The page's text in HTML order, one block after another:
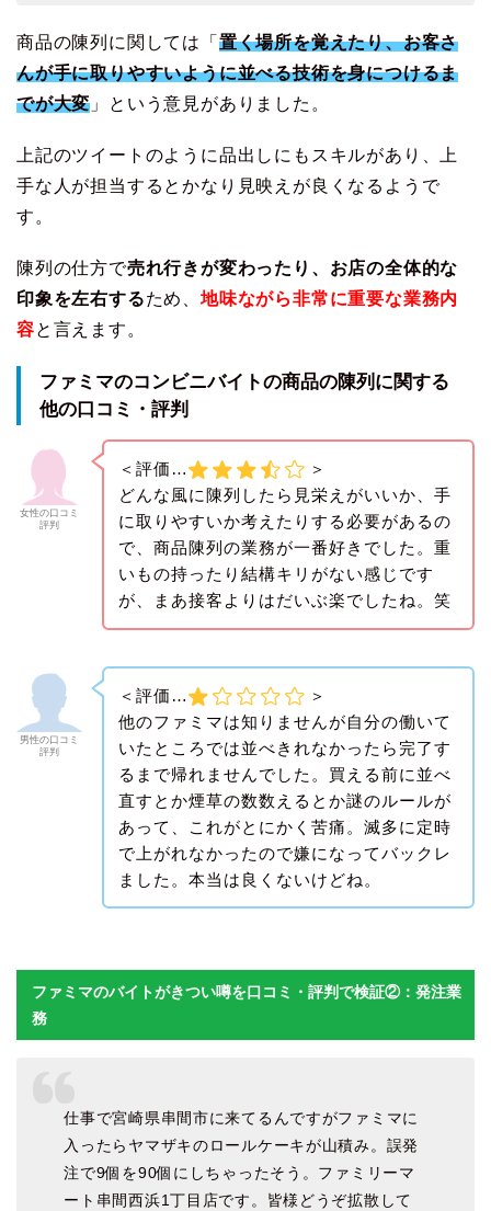
商品の陳列に関しては「 置く場所を覚えたり、お客さ
んが手に取りやすいように並べる技術を身につけるま
でが大変 」という意見がありました。
上記のツイートのように品出しにもスキルがあり、上
手な人が担当するとかなり見映えが良くなるようで
す。
陳列の仕方で売れ行きが変わったり、お店の全体的な
印象を左右するため、地味ながら非常に重要な業務内
容と言えます。
ファミマのコンビニバイトの商品の陳列に関する
他の口コミ・評判
女性の口コミ
評判
＜評価…
＞
どんな風に陳列したら見栄えがいいか、手
に取りやすいか考えたりする必要があるの
で、商品陳列の業務が一番好きでした。重
いもの持ったり結構キリがない感じです
が、まあ接客よりはだいぶ楽でしたね。笑
男性の口コミ
評判
＜評価…
＞
他のファミマは知りませんが自分の働いて
いたところでは並べきれなかったら完了す
るまで帰れませんでした。買える前に並べ
直すとか煙草の数数えるとか謎のルールが
あって、これがとにかく苦痛。滅多に定時
で上がれなかったので嫌になってバックレ
ました。本当は良くないけどね。
ファミマのバイトがきつい噂を口コミ・評判で検証②：発注業
務
仕事で宮崎県串間市に来てるんですがファミマに
入ったらヤマザキのロールケーキが山積み。誤発
注で9個を90個にしちゃったそう。ファミリーマ
ート串間西浜1丁目店です。皆様どうぞ拡散して